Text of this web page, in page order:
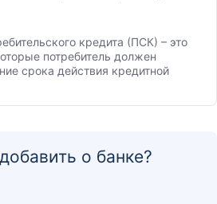
кредита (ПСК) – это
потребитель должен
срока действия кредитной
о банке?